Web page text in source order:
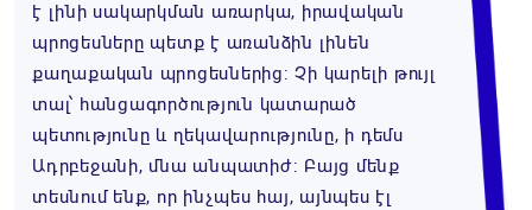
է լինի սակարկման առարկա, իրավական
պրոցեսները պետք է առանձին լինեն
քաղաքական պրոցեսներից: Չի կարելի թույլ
տալ՝ հանցագործություն կատարած
պետությունը և ղեկավարությունը, ի դեմս
Ադրբեջանի, մնա անպատիժ: Բայց մենք
տեսնում ենք, որ ինչպես հայ, այնպես էլ